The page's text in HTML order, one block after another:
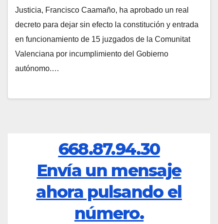
Justicia, Francisco Caamaño, ha aprobado un real
decreto para dejar sin efecto la constitución y entrada
en funcionamiento de 15 juzgados de la Comunitat
Valenciana por incumplimiento del Gobierno
autónomo.…
668.87.94.30
Envía un mensaje
ahora pulsando el
número.